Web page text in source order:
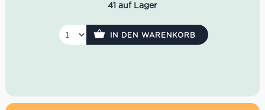
41 auf Lager
IN DEN WARENKORB